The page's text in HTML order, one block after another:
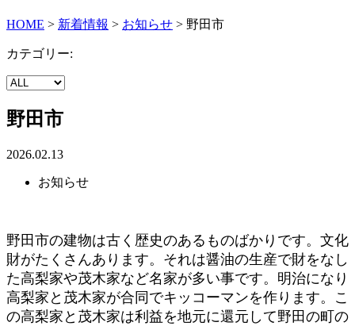
HOME > 新着情報 > お知らせ > 野田市
カテゴリー:
野田市
2026.02.13
お知らせ
野田市の建物は古く歴史のあるものばかりです。文化
財がたくさんあります。それは醤油の生産で財をなし
た高梨家や茂木家など名家が多い事です。明治になり
高梨家と茂木家が合同でキッコーマンを作ります。こ
の高梨家と茂木家は利益を地元に還元して野田の町の